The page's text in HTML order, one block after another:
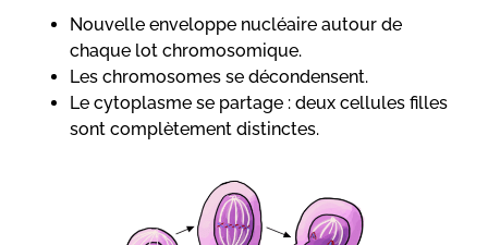
Nouvelle enveloppe nucléaire autour de
chaque lot chromosomique.
Les chromosomes se décondensent.
Le cytoplasme se partage : deux cellules filles
sont complètement distinctes.